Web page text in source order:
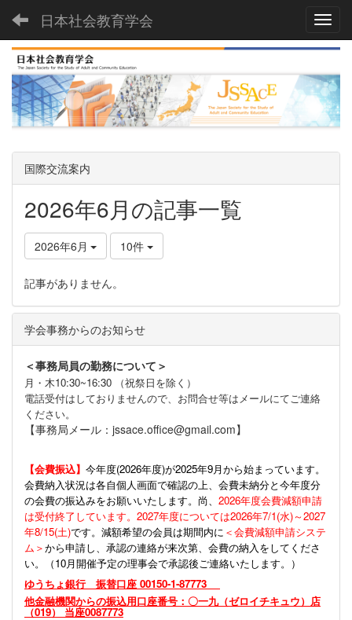
日本社会教育学会
国際交流案内
2026年6月の記事一覧
2026年6月 10件
記事がありません。
学会事務からのお知らせ
＜事務局員の勤務について＞
月・木10:30~16:30 （祝祭日を除く）
電話受付はしておりませんので、お問合せ等はメールにてご連絡
ください。
【事務局メール：jssace.office@gmail.com】
【会費振込】 今年度(2026年度)が2025年9月から始まっています。
会費納入状況は各自個人画面で確認の上、会費未納分と今年度分
の会費の振込みをお願いいたします。尚、 2026年度会費減額申請
は受付終了しています。2027年度については2026年7/1(水)～2027
年8/15(土)です。減額希望の会員は期間内に ＜会費減額申請システ
ム＞から申請し、承認の連絡が来次第、会費の納入をしてくださ
い。（10月開催予定の理事会で承認後ご連絡いたします。）
ゆうちょ銀行 振替口座 00150-1-87773
他金融機関からの振込用口座番号：〇一九（ゼロイチキュウ）店
（019） 当座0087773